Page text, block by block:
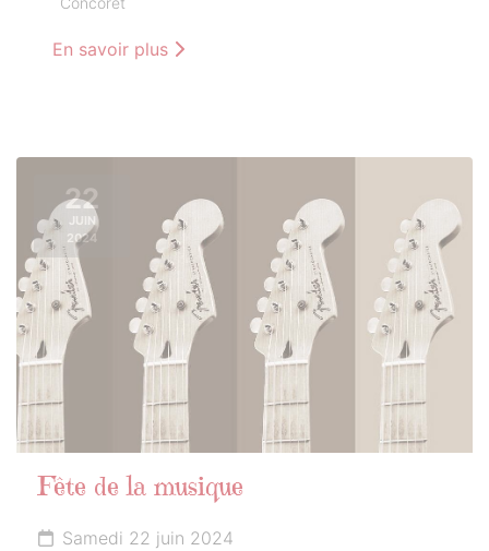
En savoir plus
22
JUIN
2024
Fête de la musique
Samedi 22 juin 2024